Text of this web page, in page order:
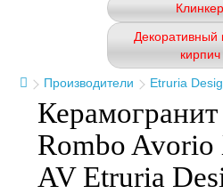
Клинкер
Декоративный
кирпич
Производители
Etruria
Rombo
AV Etruria